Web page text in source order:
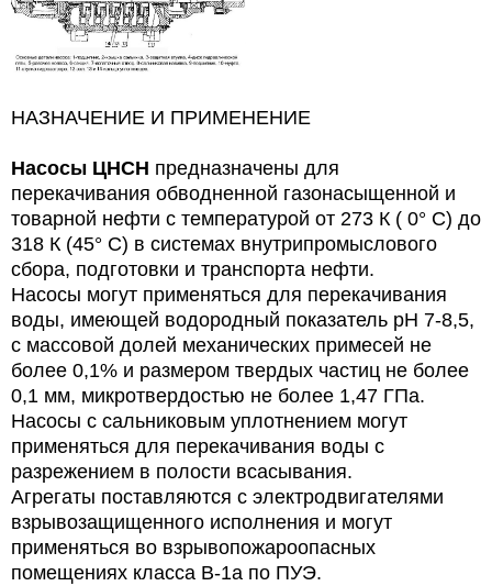
НАЗНАЧЕНИЕ И ПРИМЕНЕНИЕ
Насосы ЦНСН предназначены для
перекачивания обводненной газонасыщенной и
товарной нефти с температурой от 273 К ( 0° С) до
318 К (45° С) в системах внутрипромыслового
сбора, подготовки и транспорта нефти.
Насосы могут применяться для перекачивания
воды, имеющей водородный показатель рН 7-8,5,
с массовой долей механических примесей не
более 0,1% и размером твердых частиц не более
0,1 мм, микротвердостью не более 1,47 ГПа.
Насосы с сальниковым уплотнением могут
применяться для перекачивания воды с
разрежением в полости всасывания.
Агрегаты поставляются с электродвигателями
взрывозащищенного исполнения и могут
применяться во взрывопожароопасных
помещениях класса В-1а по ПУЭ.